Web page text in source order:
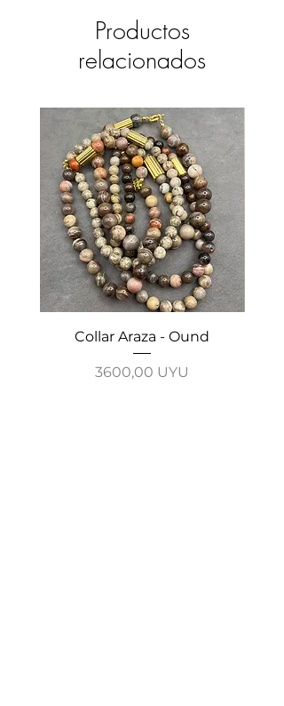
Productos
relacionados
Collar Araza - Ound
Precio
3600,00 UYU